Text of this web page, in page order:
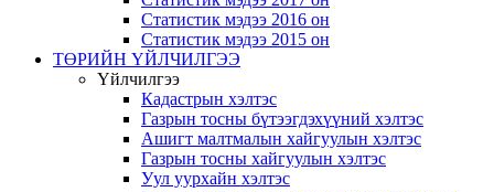
Статистик мэдээ 2016 он
Статистик мэдээ 2015 он
ТӨРИЙН ҮЙЛЧИЛГЭЭ
Үйлчилгээ
Кадастрын хэлтэс
Газрын тосны бүтээгдэхүүний хэлтэс
Ашигт малтмалын хайгуулын хэлтэс
Газрын тосны хайгуулын хэлтэс
Уул уурхайн хэлтэс